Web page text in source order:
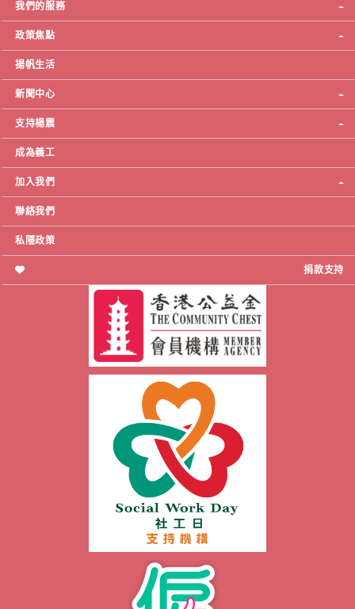
我們的服務
政策焦點
揚帆生活
新聞中心
支持楊震
成為義工
加入我們
聯絡我們
私隱政策
捐款支持